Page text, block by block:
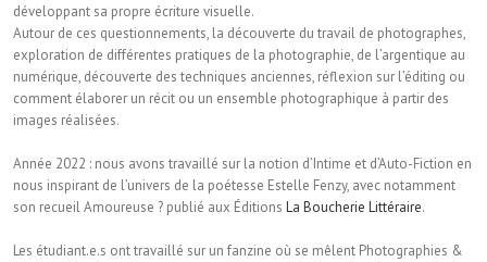
développant sa propre écriture visuelle.
Autour de ces questionnements, la découverte du travail de photographes,
exploration de différentes pratiques de la photographie, de l’argentique au
numérique, découverte des techniques anciennes, réflexion sur l’éditing ou
comment élaborer un récit ou un ensemble photographique à partir des
images réalisées.
Année 2022 : nous avons travaillé sur la notion d’Intime et d’Auto-Fiction en
nous inspirant de l’univers de la poétesse Estelle Fenzy, avec notamment
son recueil Amoureuse ? publié aux Éditions La Boucherie Littéraire.
Les étudiant.e.s ont travaillé sur un fanzine où se mêlent Photographies &